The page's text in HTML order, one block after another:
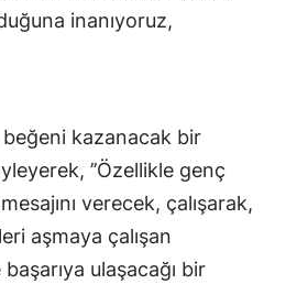
inanıyoruz,
kazanacak bir
’’Özellikle genç
verecek, çalışarak,
aşmaya çalışan
başarıya ulaşacağı bir